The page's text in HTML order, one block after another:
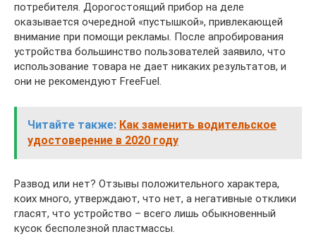
потребителя. Дорогостоящий прибор на деле
оказывается очередной «пустышкой», привлекающей
внимание при помощи рекламы. После апробирования
устройства большинство пользователей заявило, что
использование товара не дает никаких результатов, и
они не рекомендуют FreeFuel.
Читайте также: Как заменить водительское
удостоверение в 2020 году
Развод или нет? Отзывы положительного характера,
коих много, утверждают, что нет, а негативные отклики
гласят, что устройство – всего лишь обыкновенный
кусок бесполезной пластмассы.